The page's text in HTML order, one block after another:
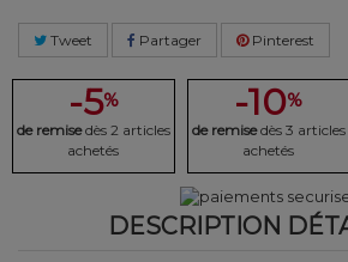
Tweet Partager Pinterest
-5%
de remise dès 2 articles
achetés
-10%
de remise dès 3 articles
achetés
DESCRIPTION